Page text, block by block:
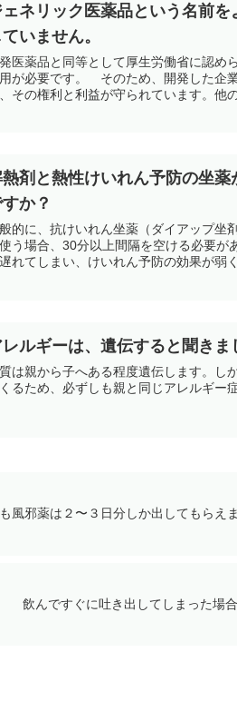
ェネリック医薬品という名前
ていません。
医薬品と同等として厚生労働省に認め
が必要です。 そのため、開発した企
その権利と利益が守られています。他
剤と熱性けいれん予防の坐
か？
的に、抗けいれん坐薬（ダイアップ坐
う場合、30分以上間隔を空ける必要が
れてしまい、けいれん予防の効果が弱
レルギーは、遺伝すると聞き
は親から子へある程度遺伝します。し
るため、必ずしも親と同じアレルギー
風邪薬は２〜３日分しか出してもらえ
飲んですぐに吐き出してしまった場